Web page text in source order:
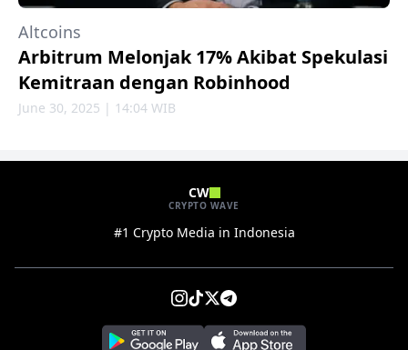
Altcoins
Arbitrum Melonjak 17% Akibat Spekulasi
Kemitraan dengan Robinhood
June 30, 2025 | 14:04 WIB
CW
CRYPTO WAVE
#1 Crypto Media in Indonesia